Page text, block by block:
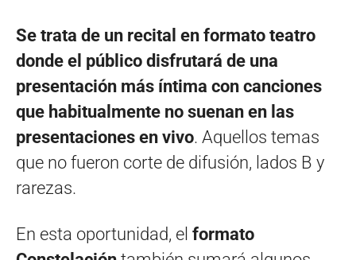
Se trata de un recital en formato teatro
donde el público disfrutará de una
presentación más íntima con canciones
que habitualmente no suenan en las
presentaciones en vivo. Aquellos temas
que no fueron corte de difusión, lados B y
rarezas.
En esta oportunidad, el formato